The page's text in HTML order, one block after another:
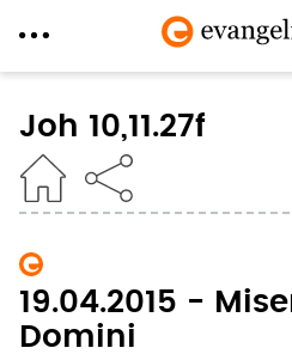
zum
Inhalt
Joh 10,11.27f
19.04.2015 -
Domini